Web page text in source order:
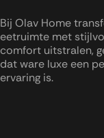
Bij Olav Home
eetruimte met
comfort uitstralen,
dat ware luxe een
ervaring is.